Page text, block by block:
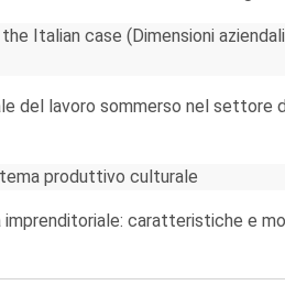
Italian case (Dimensioni
del lavoro sommerso nel settore
produttivo culturale
caratteristiche e